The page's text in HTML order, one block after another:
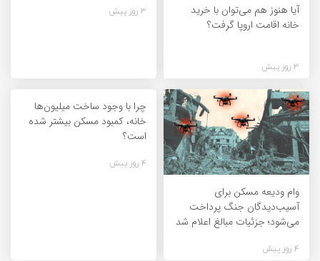
آیا هنوز هم می‌توان با خرید
خانه اقامت اروپا گرفت؟
3 روز پیش
3 روز پیش
وام ودیعه مسکن برای
آسیب‌دیدگان جنگ پرداخت
می‌شود؛ جزئیات مبالغ اعلام شد
4 روز پیش
چرا با وجود ساخت میلیون‌ها
خانه، کمبود مسکن بیشتر شده
است؟
4 روز پیش